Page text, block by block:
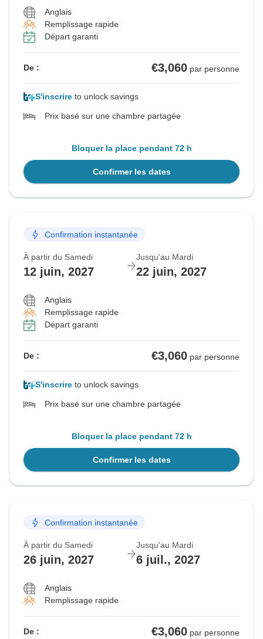
Anglais
Remplissage rapide
Départ garanti
De : €3,060 par personne
S'inscrire to unlock savings
Prix basé sur une chambre partagée
Bloquer la place pendant 72 h
Confirmer les dates
Confirmation instantanée
À partir du Samedi
12 juin, 2027
Jusqu'au Mardi
22 juin, 2027
Anglais
Remplissage rapide
Départ garanti
De : €3,060 par personne
S'inscrire to unlock savings
Prix basé sur une chambre partagée
Bloquer la place pendant 72 h
Confirmer les dates
Confirmation instantanée
À partir du Samedi
26 juin, 2027
Jusqu'au Mardi
6 juil., 2027
Anglais
Remplissage rapide
De : €3,060 par personne